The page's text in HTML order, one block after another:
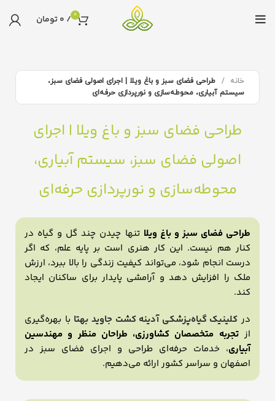
0
/
0تومان
خانه
طراحی فضای سبز و باغ ویلا | اجرای اصولی فضای سبز،
سیستم آبیاری، محوطه‌سازی و نورپردازی حرفه‌ای
طراحی فضای سبز و باغ ویلا | اجرای
اصولی فضای سبز، سیستم آبیاری،
محوطه‌سازی و نورپردازی حرفه‌ای
طراحی فضای سبز و باغ ویلا تنها چیدن چند گل و گیاه در
کنار هم نیست. این کار هنری است بر پایه علم، که اگر
درست انجام شود، می‌تواند کیفیت زندگی را بالا ببرد، ارزش
ملک را افزایش دهد و آرامشی پایدار برای ساکنان ایجاد
کند.
در کلینیک گیاه‌پزشکی آدینه کشت جاوید بهتا با بهره‌گیری
ازتجربه متخصصان کشاورزی، طراحان منظر و مهندسین
آبیاری، خدمات حرفه‌ای طراحی و اجرای فضای سبز در
اصفهان و سراسر کشور ارائه می‌دهیم.